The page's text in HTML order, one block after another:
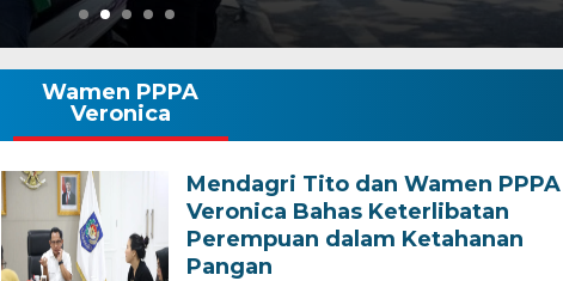
Wamen PPPA
Veronica
Mendagri Tito dan Wamen PPPA
Veronica Bahas Keterlibatan
Perempuan dalam Ketahanan
Pangan